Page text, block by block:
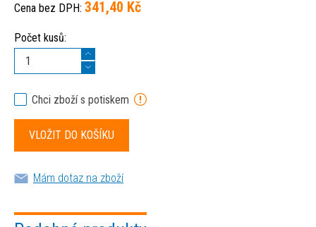
Cena bez DPH: 341,40 Kč
Počet kusů:
Chci zboží s potiskem
Mám dotaz na zboží